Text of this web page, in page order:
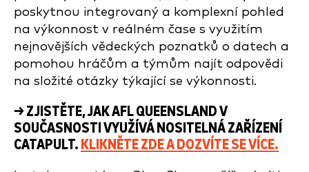
poskytnou integrovaný a komplexní pohled
na výkonnost v reálném čase s využitím
nejnovějších vědeckých poznatků o datech a
pomohou hráčům a týmům najít odpovědi
na složité otázky týkající se výkonnosti.
→ ZJISTĚTE, JAK AFL QUEENSLAND V
SOUČASNOSTI VYUŽÍVÁ NOSITELNÁ ZAŘÍZENÍ
CATAPULT. KLIKNĚTE ZDE A DOZVÍTE SE VÍCE.